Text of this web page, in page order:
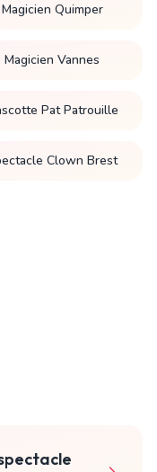
Magicien Quimper
Magicien Vannes
Pat Patrouille
Clown Brest